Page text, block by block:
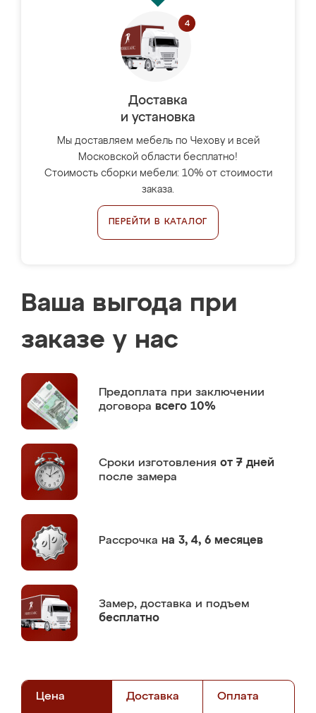
Доставка
и установка
Мы доставляем мебель по Чехову и всей
Московской области бесплатно!
Стоимость сборки мебели: 10% от стоимости
заказа.
ПЕРЕЙТИ В КАТАЛОГ
Ваша выгода при
заказе у нас
Предоплата при заключении
договора всего 10%
Сроки изготовления от 7 дней
после замера
Рассрочка на 3, 4, 6 месяцев
Замер, доставка и подъем
бесплатно
Цена Доставка Оплата